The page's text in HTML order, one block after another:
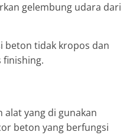
gelembung udara dari
beton tidak kropos dan
finishing.
alat yang di gunakan
beton yang berfungsi